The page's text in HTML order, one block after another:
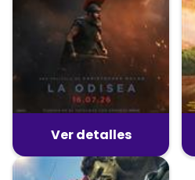
Ver detalles